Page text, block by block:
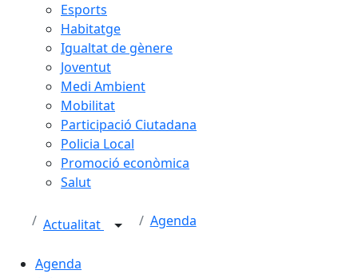
Esports
Habitatge
Igualtat de gènere
Joventut
Medi Ambient
Mobilitat
Participació Ciutadana
Policia Local
Promoció econòmica
Salut
Actualitat Agenda
Agenda